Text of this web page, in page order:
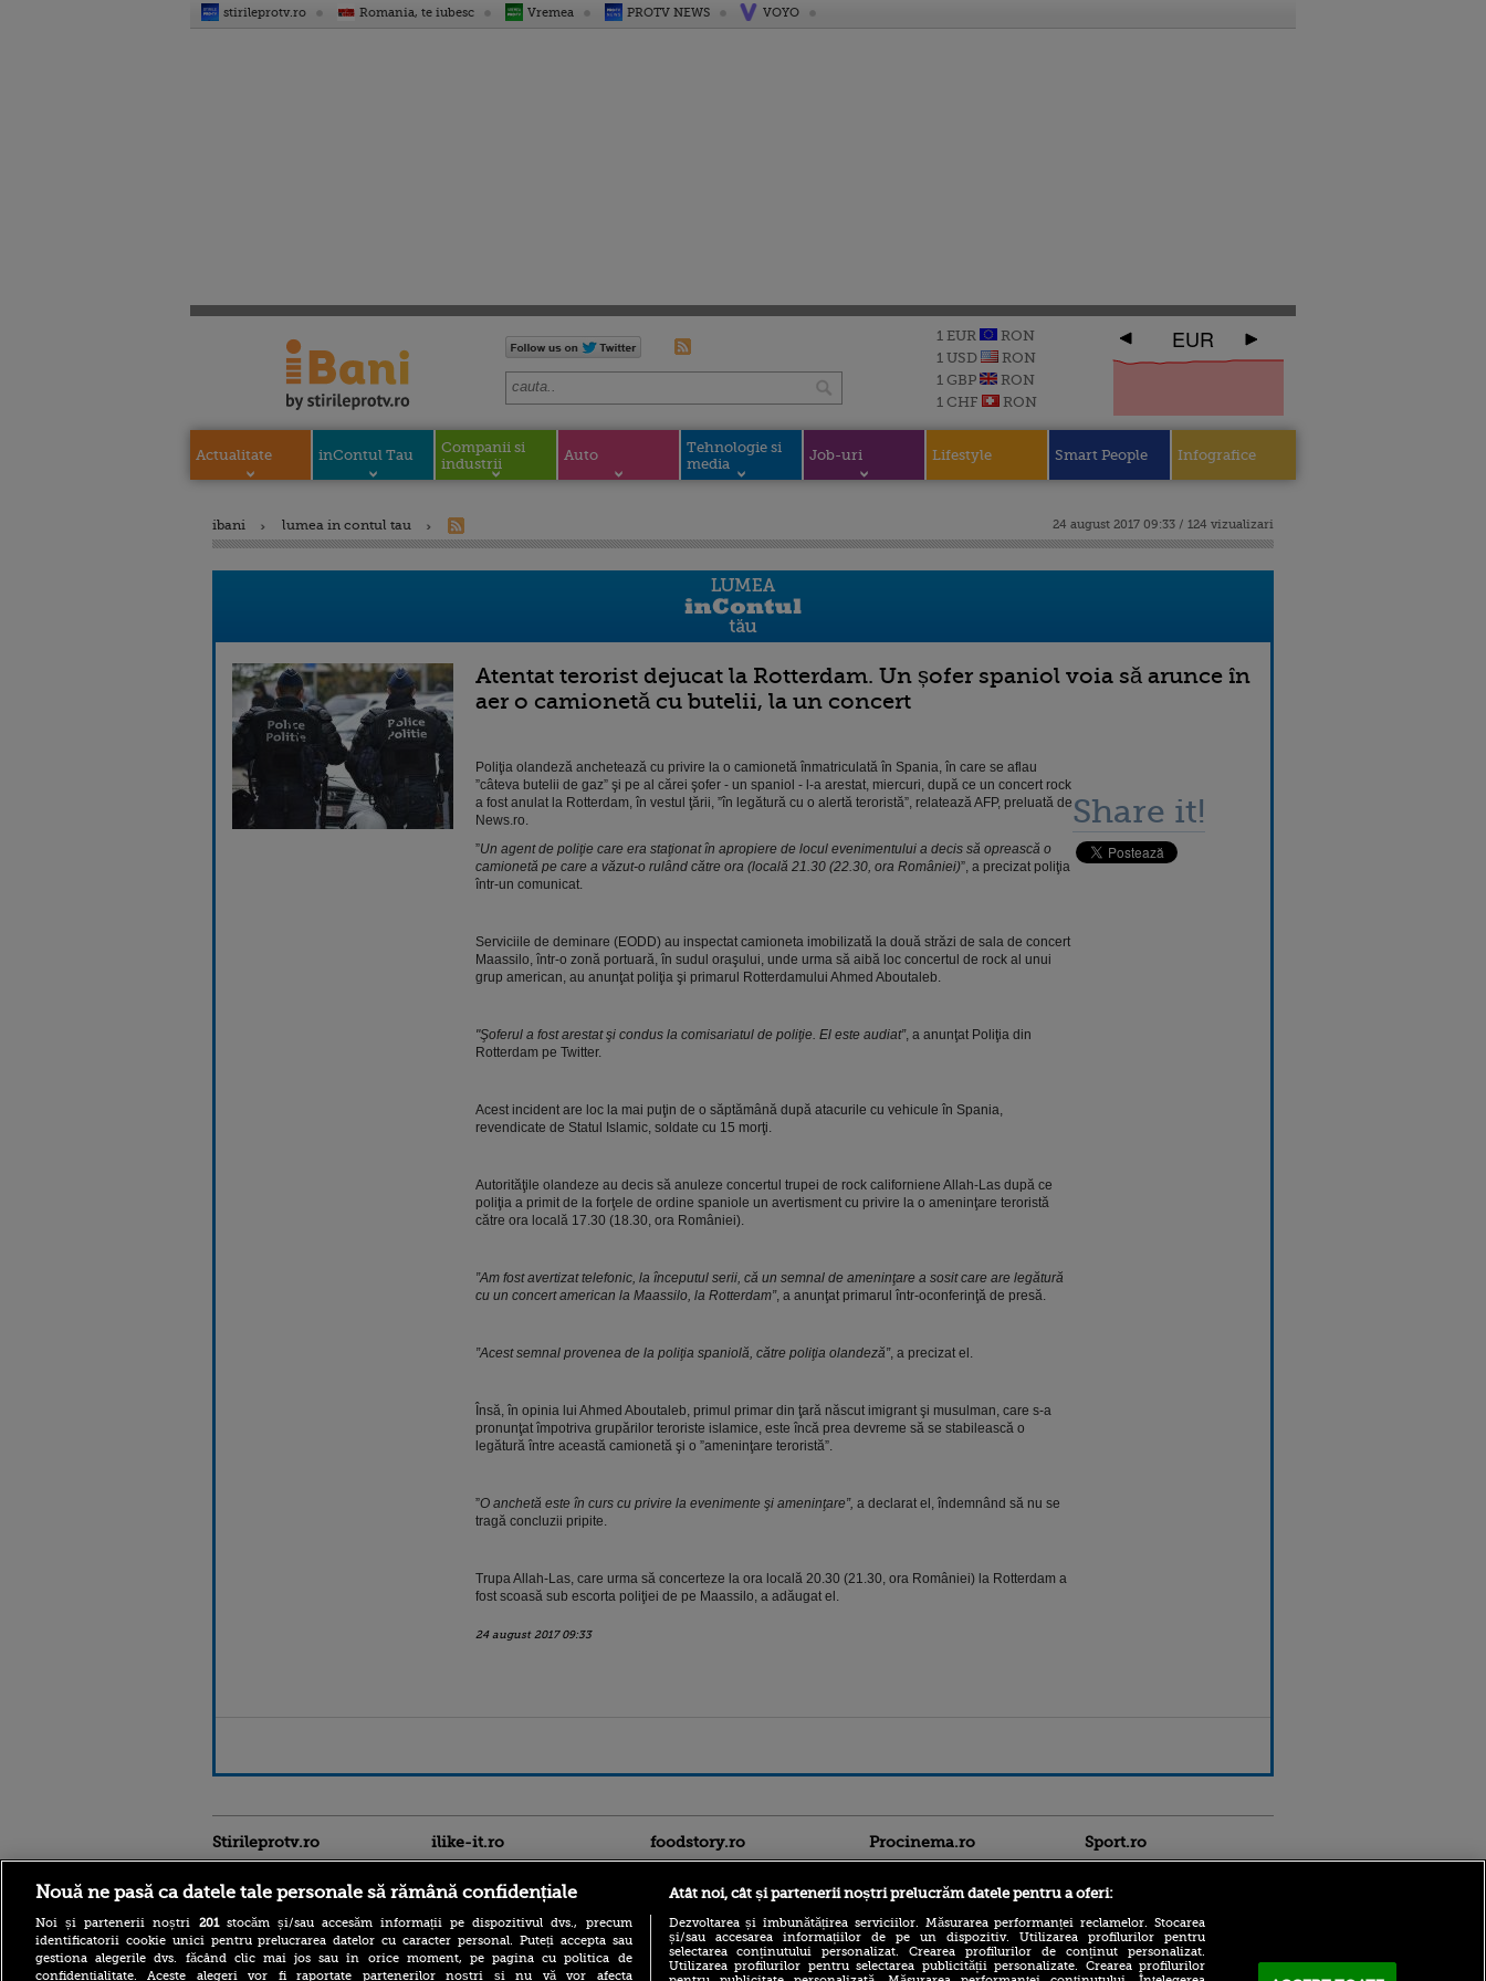
stirileprotv.ro Romania, te iubesc Vremea PROTV NEWS VOYO
1 EUR
RON
1 USD
RON
1 GBP
RON
1 CHF
RON
EUR
Actualitate inContul Tau
Companii si
industrii
Auto
Tehnologie si
media
Job-uri Lifestyle Smart People Infografice
ibani lumea in contul tau 24 august 2017 09:33 / 124 vizualizari
Atentat terorist dejucat la Rotterdam. Un șofer spaniol voia să arunce în
aer o camionetă cu butelii, la un concert
Poliţia olandeză anchetează cu privire la o camionetă înmatriculată în Spania, în care se aflau
”câteva butelii de gaz” şi pe al cărei şofer - un spaniol - l-a arestat, miercuri, după ce un concert rock
a fost anulat la Rotterdam, în vestul ţării, ”în legătură cu o alertă teroristă”, relatează AFP, preluată de
News.ro.
”Un agent de poliţie care era staţionat în apropiere de locul evenimentului a decis să oprească o
camionetă pe care a văzut-o rulând către ora (locală 21.30 (22.30, ora României)”, a precizat poliţia
într-un comunicat.
Serviciile de deminare (EODD) au inspectat camioneta imobilizată la două străzi de sala de concert
Maassilo, într-o zonă portuară, în sudul oraşului, unde urma să aibă loc concertul de rock al unui
grup american, au anunţat poliţia şi primarul Rotterdamului Ahmed Aboutaleb.
"Şoferul a fost arestat şi condus la comisariatul de poliţie. El este audiat”, a anunţat Poliţia din
Rotterdam pe Twitter.
Acest incident are loc la mai puţin de o săptămână după atacurile cu vehicule în Spania,
revendicate de Statul Islamic, soldate cu 15 morţi.
Autorităţile olandeze au decis să anuleze concertul trupei de rock californiene Allah-Las după ce
poliţia a primit de la forţele de ordine spaniole un avertisment cu privire la o ameninţare teroristă
către ora locală 17.30 (18.30, ora României).
”Am fost avertizat telefonic, la începutul serii, că un semnal de ameninţare a sosit care are legătură
cu un concert american la Maassilo, la Rotterdam”, a anunţat primarul într-oconferinţă de presă.
”Acest semnal provenea de la poliţia spaniolă, către poliţia olandeză”, a precizat el.
Însă, în opinia lui Ahmed Aboutaleb, primul primar din ţară născut imigrant şi musulman, care s-a
pronunţat împotriva grupărilor teroriste islamice, este încă prea devreme să se stabilească o
legătură între această camionetă şi o ”ameninţare teroristă”.
”O anchetă este în curs cu privire la evenimente şi ameninţare”, a declarat el, îndemnând să nu se
tragă concluzii pripite.
Trupa Allah-Las, care urma să concerteze la ora locală 20.30 (21.30, ora României) la Rotterdam a
fost scoasă sub escorta poliţiei de pe Maassilo, a adăugat el.
24 august 2017 09:33
Share it!
Stirileprotv.ro
WHIB, trupa K-pop în plină
ilike-it.ro foodstory.ro Procinema.ro Sport.ro
Nouă ne pasă ca datele tale personale să rămână confidențiale
Noi și partenerii noștri 201stocăm și/sau accesăm informații pe dispozitivul dvs., precum
identificatorii cookie unici pentru prelucrarea datelor cu caracter personal. Puteți accepta sau
gestiona alegerile dvs. făcând clic mai jos sau în orice moment, pe pagina cu politica de
confidențialitate. Aceste alegeri vor fi raportate partenerilor noștri și nu vă vor afecta
Atât noi, cât și partenerii noștri prelucrăm datele pentru a oferi:
Dezvoltarea și îmbunătățirea serviciilor. Măsurarea performanței reclamelor. Stocarea
și/sau accesarea informațiilor de pe un dispozitiv. Utilizarea profilurilor pentru
selectarea conținutului personalizat. Crearea profilurilor de conținut personalizat.
Utilizarea profilurilor pentru selectarea publicității personalizate. Crearea profilurilor